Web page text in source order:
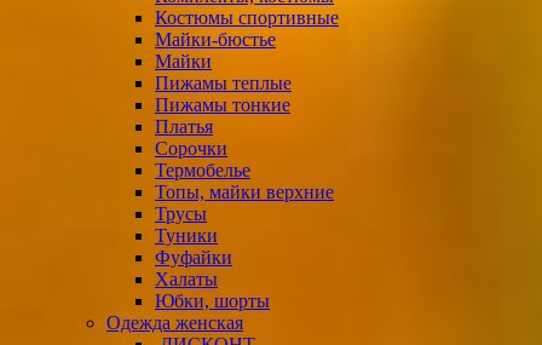
Костюмы спортивные
Майки-бюстье
Майки
Пижамы теплые
Пижамы тонкие
Платья
Сорочки
Термобелье
Топы, майки верхние
Трусы
Туники
Фуфайки
Халаты
Юбки, шорты
Одежда женская